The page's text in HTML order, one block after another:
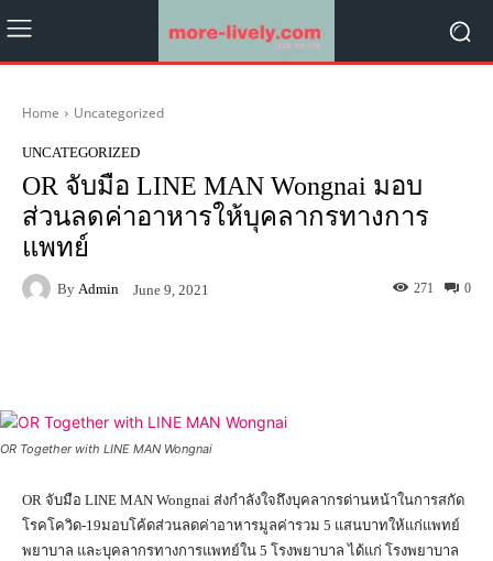
Home Uncategorized
UNCATEGORIZED
OR จับมือ LINE MAN Wongnai มอบ
ส่วนลดค่าอาหารให้บุคลากรทางการ
แพทย์
By Admin June 9, 2021 0
271
OR Together with LINE MAN Wongnai
OR จับมือ LINE MAN Wongnai ส่งกำลังใจถึงบุคลากรด่านหน้าในการสกัด
โรคโควิด-19มอบโค้ดส่วนลดค่าอาหารมูลค่ารวม 5 แสนบาทให้แก่แพทย์
พยาบาล และบุคลากรทางการแพทย์ใน 5 โรงพยาบาล ได้แก่ โรงพยาบาล